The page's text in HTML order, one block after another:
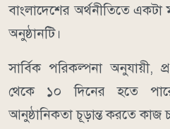
বাংলাদেশের অর্থনীতিতে
অনুষ্ঠানটি।
সার্বিক পরিকল্পনা অনুযায়ী,
থেকে ১০ দিনের হতে
আনুষ্ঠানিকতা চূড়ান্ত করতে